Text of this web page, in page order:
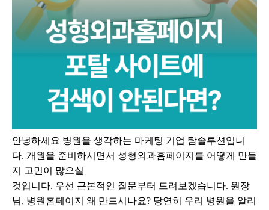
안녕하세요 병원을 생각하는 마케팅 기업 탐솔루션입니
다. 개원을 준비하시면서 성형외과홈페이지를 어떻게 만들
지 고민이 많으실
것입니다. 우선 근본적인 질문부터 드려보겠습니다. 원장
님, 병원홈페이지 왜 만드시나요? 당연히 우리 병원을 알리